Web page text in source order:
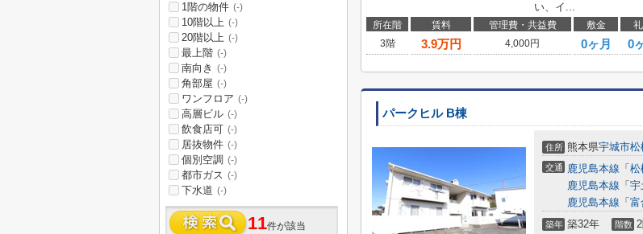
い、イ...
所在階 賃料 管理費・共益費 敷金
3階
3.9万円 4,000円 0ヶ月 0
パークヒル B棟
住所 熊本県宇城市松
交通 鹿児島本線 「 松
鹿児島本線 「 宇
鹿児島本線 「 富
築年 築32年 階数
1階の物件 (-)
10階以上 (-)
20階以上 (-)
最上階 (-)
南向き (-)
角部屋 (-)
ワンフロア (-)
高層ビル (-)
飲食店可 (-)
居抜物件 (-)
個別空調 (-)
都市ガス (-)
下水道 (-)
11件が該当